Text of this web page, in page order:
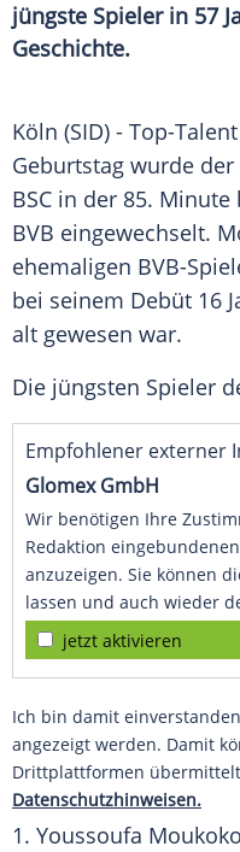
jüngste Spieler in 57
Geschichte.
Köln (SID) - Top-
Geburtstag wurde
BSC in der 85. Minute
BVB eingewechselt.
ehemaligen BVB-
bei seinem Debüt 16
alt gewesen war.
Die jüngsten Spieler
Empfohlener externer
Glomex GmbH
Wir benötigen Ihre
Redaktion
anzuzeigen. Sie können
lassen und auch wieder
jetzt aktivieren
Ich bin damit
angezeigt werden. Damit
Drittplattformen
Datenschutzhinweisen.
1. Youssoufa